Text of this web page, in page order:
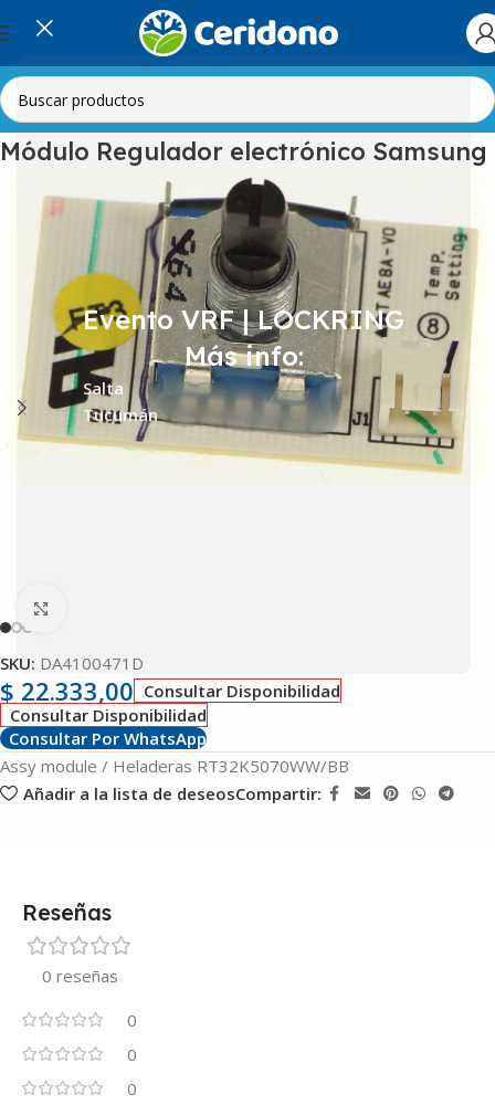
Evento VRF | LOCKRING
Más info:
Salta
Tucumán
Inicio Línea Blanca Heladeras Termostatos
Módulo Regulador electrónico Samsung
SKU: DA4100471D
$ 22.333,00 Consultar Disponibilidad
Consultar Disponibilidad
Consultar Por WhatsApp
Assy module / Heladeras RT32K5070WW/BB
Añadir a la lista de deseosCompartir:
Reseñas
0 reseñas
0
0
0